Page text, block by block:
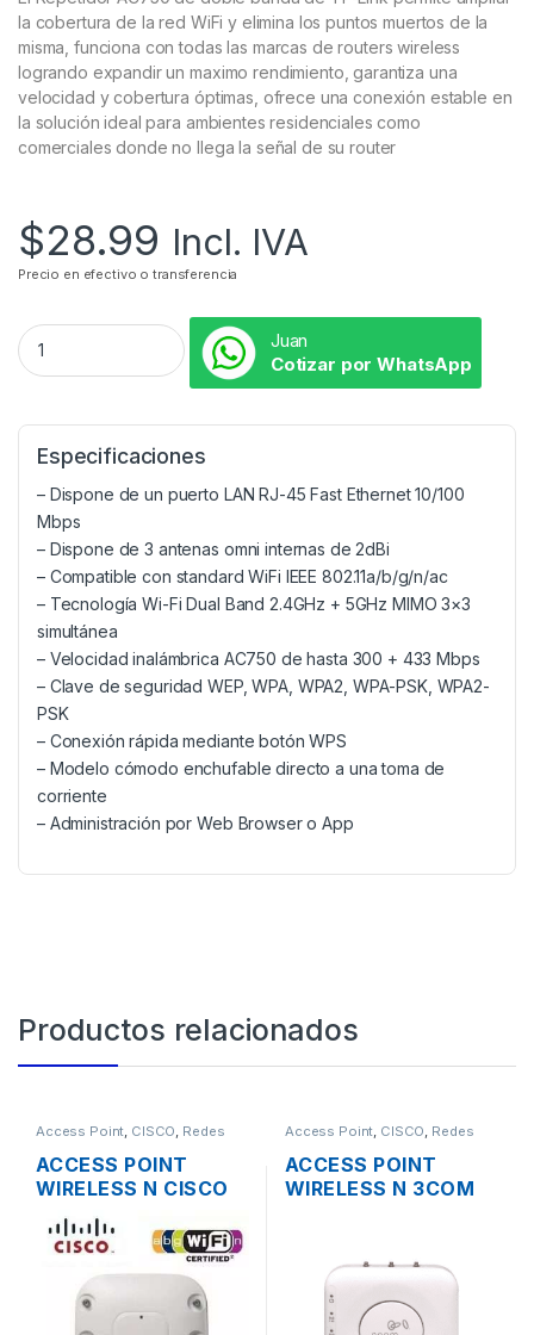
la cobertura de la red WiFi y elimina los puntos muertos de la
misma, funciona con todas las marcas de routers wireless
logrando expandir un maximo rendimiento, garantiza una
velocidad y cobertura óptimas, ofrece una conexión estable en
la solución ideal para ambientes residenciales como
comerciales donde no llega la señal de su router
$28.99 Incl. IVA
Precio en efectivo o transferencia
Juan
Cotizar por WhatsApp
Especificaciones
– Dispone de un puerto LAN RJ-45 Fast Ethernet 10/100
Mbps
– Dispone de 3 antenas omni internas de 2dBi
– Compatible con standard WiFi IEEE 802.11a/b/g/n/ac
– Tecnología Wi-Fi Dual Band 2.4GHz + 5GHz MIMO 3×3
simultánea
– Velocidad inalámbrica AC750 de hasta 300 + 433 Mbps
– Clave de seguridad WEP, WPA, WPA2, WPA-PSK, WPA2-
PSK
– Conexión rápida mediante botón WPS
– Modelo cómodo enchufable directo a una toma de
corriente
– Administración por Web Browser o App
Productos relacionados
Access Point, CISCO, Redes
ACCESS POINT
WIRELESS N CISCO
AIRONET AIR-
AP1262N-A-K9 DUAL
BAND 600MBPS
GIGABIT SOPORTE
POE
Access Point, CISCO, Redes
ACCESS POINT
WIRELESS N 3COM